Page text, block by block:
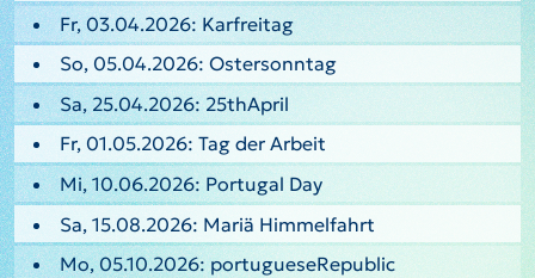
Fr, 03.04.2026: Karfreitag
So, 05.04.2026: Ostersonntag
Sa, 25.04.2026: 25thApril
Fr, 01.05.2026: Tag der Arbeit
Mi, 10.06.2026: Portugal Day
Sa, 15.08.2026: Mariä Himmelfahrt
Mo, 05.10.2026: portugueseRepublic